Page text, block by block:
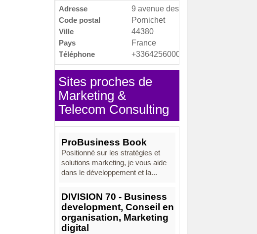
Adresse
9 avenue des Glaieuls
Code postal
Pornichet
Ville
44380
Pays
France
Téléphone
+33642560003
Sites proches de
Marketing &
Telecom Consulting
ProBusiness Book
Positionné sur les stratégies et
solutions marketing, je vous aide
dans le développement et la...
DIVISION 70 - Business
development, Conseil en
organisation, Marketing
digital